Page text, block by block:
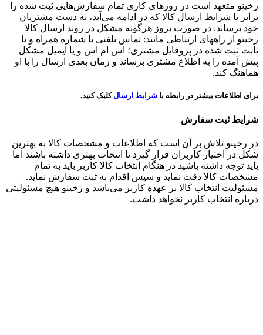
رخینو متعهد است در روزهای کاری تمام سفارش‌هایی ثبت شده را
برابر با شرایط ارسال کالا که در ادامه می‌آید، به دست مشتریان
خود برساند. در صورت بروز هرگونه مشکل در روند ارسال کالا
رخینو از راههای ارتباطی مانند: تماس تلفنی با شماره همراه و یا
ثابت ثبت شده در پروفایل مشتری؛ اس ام اس و یا ایمیل مشکل
پیش آمده را به اطلاع مشتری برساند و زمان بعدی ارسال را با او
هماهنگ کند.
برای اطلاعات بیشتر در رابطه با شرایط ارسال کلیک کنید.
شرایط ثبت سفارش
در رخینو تلاش بر آن است که اطلاعات و مشخصات کالا به بهترین
شکل در اختیار کاربران قرار گیرد تا انتخاب بهتری داشته باشند اما
باید توجه داشته باشید در هنگام انتخاب کالا کاربر باید به تمام
مشخصات کالا دقت نماید و سپس اقدام به ثبت سفارش نماید.
مسئولیت انتخاب کالا بر عهده کاربر می‌باشد و رخینو هیچ مسئولیتی
درباره انتخاب کاربر نخواهد داشت.